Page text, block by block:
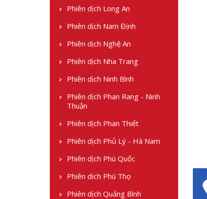
Phiên dịch Long An
Phiên dịch Nam Định
Phiên dịch Nghệ An
Phiên dịch Nha Trang
Phiên dịch Ninh Bình
Phiên dịch Phan Rang - Ninh
Thuận
Phiên dịch Phan Thiết
Phiên dịch Phủ Lý - Hà Nam
Phiên dịch Phú Quốc
Phiên dịch Phú Thọ
Phiên dịch Quảng Bình